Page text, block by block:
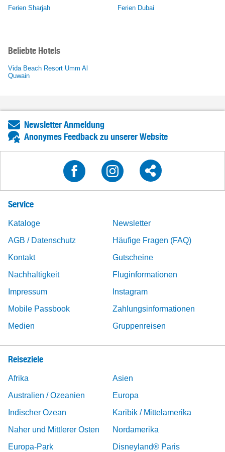
Ferien Sharjah Ferien Dubai
Beliebte Hotels
Vida Beach Resort Umm Al
Quwain
Newsletter Anmeldung
Anonymes Feedback zu unserer Website
Service
Kataloge
Newsletter
AGB / Datenschutz
Häufige Fragen (FAQ)
Kontakt
Gutscheine
Nachhaltigkeit
Fluginformationen
Impressum
Instagram
Mobile Passbook
Zahlungsinformationen
Medien
Gruppenreisen
Reiseziele
Afrika
Asien
Australien / Ozeanien
Europa
Indischer Ozean
Karibik / Mittelamerika
Naher und Mittlerer Osten
Nordamerika
Europa-Park
Disneyland® Paris